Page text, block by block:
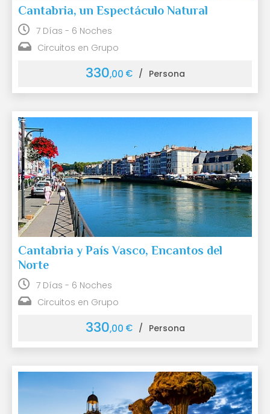
Cantabria, un Espectáculo Natural
7 Días - 6 Noches
Circuitos en Grupo
330,00 € / Persona
Cantabria y País Vasco, Encantos del
Norte
7 Días - 6 Noches
Circuitos en Grupo
330,00 € / Persona